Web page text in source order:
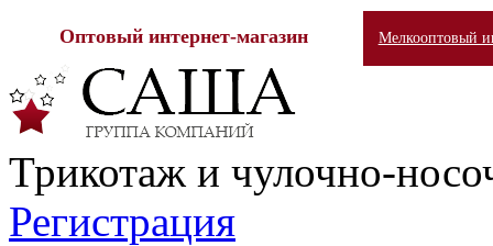
Оптовый интернет-магазин Мелкооптовый
Трикотаж и чулочно-
Регистрация